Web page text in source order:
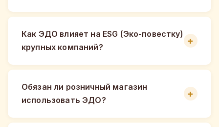
Как ЭДО влияет на ESG (Эко-повестку)
крупных компаний?
Обязан ли розничный магазин
использовать ЭДО?